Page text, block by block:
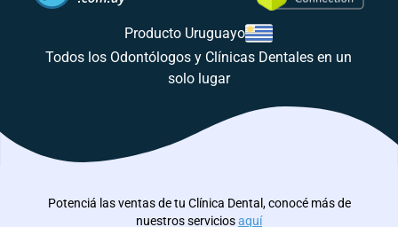
Producto Uruguayo
Todos los Odontólogos y Clínicas Dentales en un
solo lugar
Potenciá las ventas de tu Clínica Dental, conocé más de
nuestros serviciosaquí